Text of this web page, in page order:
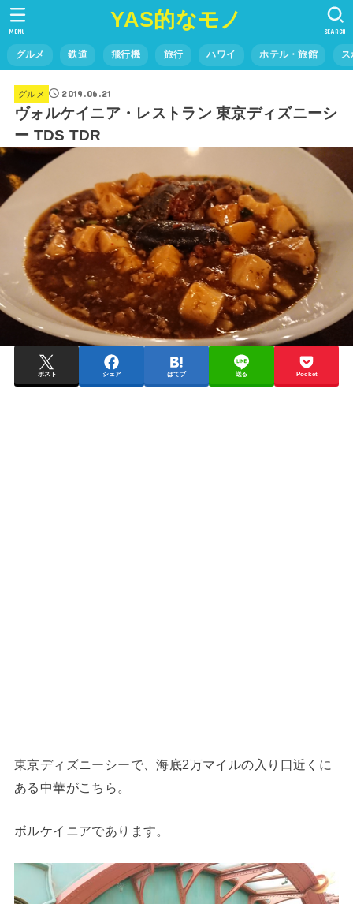
YAS的なモノ
グルメ 鉄道 飛行機 旅行 ハワイ ホテル・旅館
SEARCH
MENU
グルメ 2019.06.21
ヴォルケイニア・レストラン 東京ディズニーシ
ー TDS TDR
ポスト シェア はてブ 送る Pocket
東京ディズニーシーで、海底2万マイルの入り口近くに
ある中華がこちら。
ボルケイニアであります。